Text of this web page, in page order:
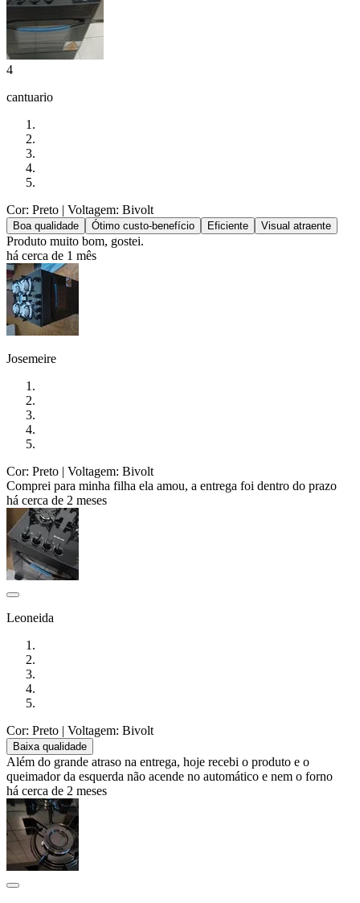
4
cantuario
Cor: Preto | Voltagem: Bivolt
Boa qualidade Ótimo custo-benefício Eficiente Visual atraente
Produto muito bom, gostei.
há cerca de 1 mês
Josemeire
Cor: Preto | Voltagem: Bivolt
Comprei para minha filha ela amou, a entrega foi dentro do prazo
há cerca de 2 meses
Leoneida
Cor: Preto | Voltagem: Bivolt
Baixa qualidade
Além do grande atraso na entrega, hoje recebi o produto e o
queimador da esquerda não acende no automático e nem o forno
há cerca de 2 meses